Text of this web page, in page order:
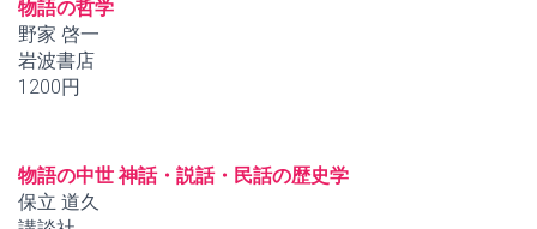
物語の哲学
野家 啓一
岩波書店
1200円
物語の中世 神話・説話・民話の歴史学
保立 道久